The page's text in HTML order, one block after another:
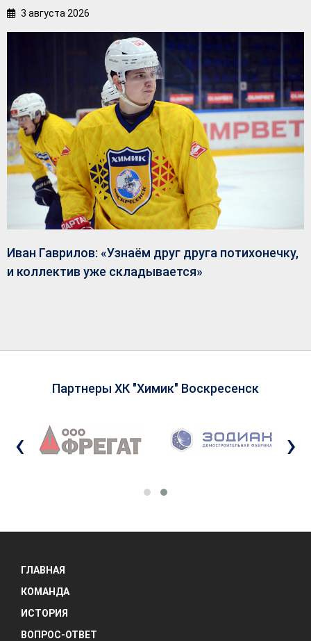
3 августа 2026
Иван Гаврилов: «Узнаём друг друга потихонечку,
и коллектив уже складывается»
Партнеры ХК "Химик" Воскресенск
‹ ›
ГЛАВНАЯ
КОМАНДА
ИСТОРИЯ
ВОПРОС-ОТВЕТ